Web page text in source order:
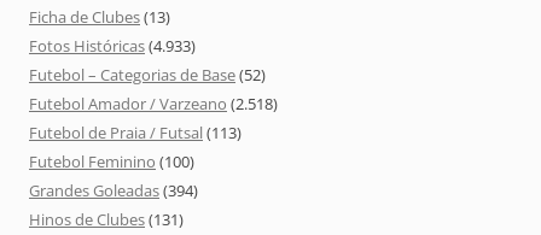
Ficha de Clubes(13)
Fotos Históricas(4.933)
Futebol – Categorias de Base(52)
Futebol Amador / Varzeano (2.518)
Futebol de Praia / Futsal(113)
Futebol Feminino (100)
Grandes Goleadas(394)
Hinos de Clubes(131)